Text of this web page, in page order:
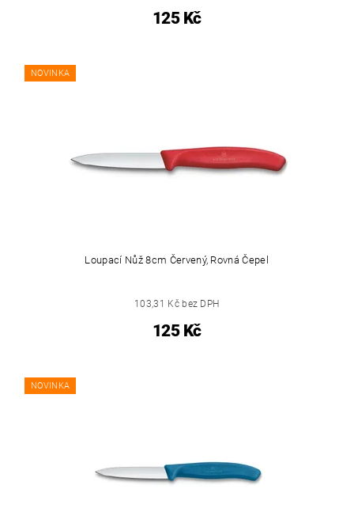
125 Kč
NOVINKA
Loupací Nůž 8cm Červený, Rovná Čepel
103,31 Kč bez DPH
125 Kč
NOVINKA